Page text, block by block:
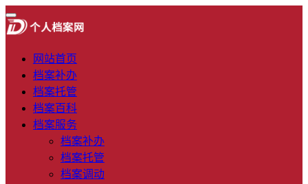
网站首页
档案补办
档案托管
档案百科
档案服务
档案补办
档案托管
档案调动